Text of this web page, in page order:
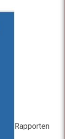
Rapporten